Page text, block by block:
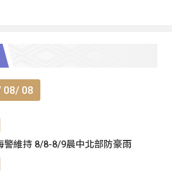
08/ 08
警維持 8/8-8/9晨中北部防豪雨